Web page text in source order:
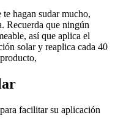
hagan sudar mucho,
Recuerda que ningún
así que aplica el
solar y reaplica cada 40
facilitar su aplicación